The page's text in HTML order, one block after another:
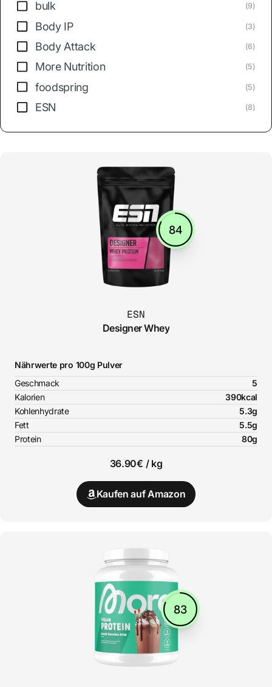
bulk (9)
Body IP (3)
Body Attack (6)
More Nutrition (5)
foodspring (5)
ESN (8)
84
ESN
Designer Whey
Nährwerte pro 100g Pulver
Geschmack
5
Kalorien
390kcal
Kohlenhydrate
5.3g
Fett
5.5g
Protein
80g
36.90€ / kg
Kaufen auf Amazon
83